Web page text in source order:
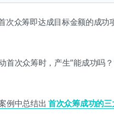
次众筹即达成目标金额的成功
次众筹时，产生“能成功吗
例中总结出首次众筹成功的